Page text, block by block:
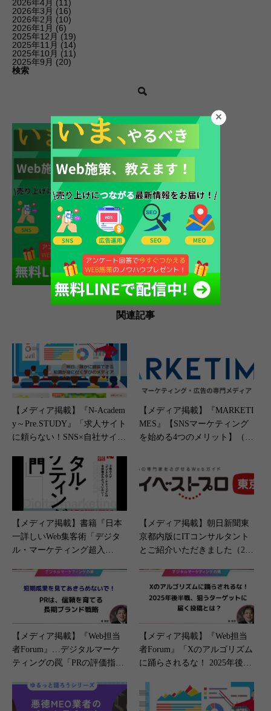
2026年4月 (11)
2026年3月 (16)
2026年2月 (10)
2026年1月 (6)
2025年12月 (19)
2025年11月 (14)
2025年10月 (11)
2025年9月 (20)
検索
関連記事
【メディア掲載】『N-Academ
y～Pre.STUDY』「求人サイト
に頼らない！SNS×自社サイト
年7月11日）
【メディア掲載】『MARKETI
MES』【SNSマーケティング
を始める4つのメリット】（20
【メディア掲載】書籍『日本
一詳しいWeb集客術「デジタ
ル・マーケティング超入
【メディア掲載】朝日新聞東
京都内版にITコンサルタント
とご紹介いただきました（202
【メディア掲載】『Web担当
者Forum』…デジタルマーケ
ティングの罠「PRの評価指標
うに信頼を育てる長期ブラン
ド戦略」（2025年12月23日）
【メディア掲載】『Web担当
者Forum』「Xのアルゴリズム
に踊らされるな！ 2025年後半
稿とは？」（2025年6月26日）